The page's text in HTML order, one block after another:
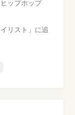
ップホップ
リスト」に追